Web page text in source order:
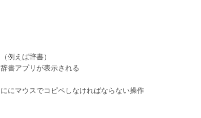
例えば辞書）
書アプリが表示される
にマウスでコピペしなければならない操作